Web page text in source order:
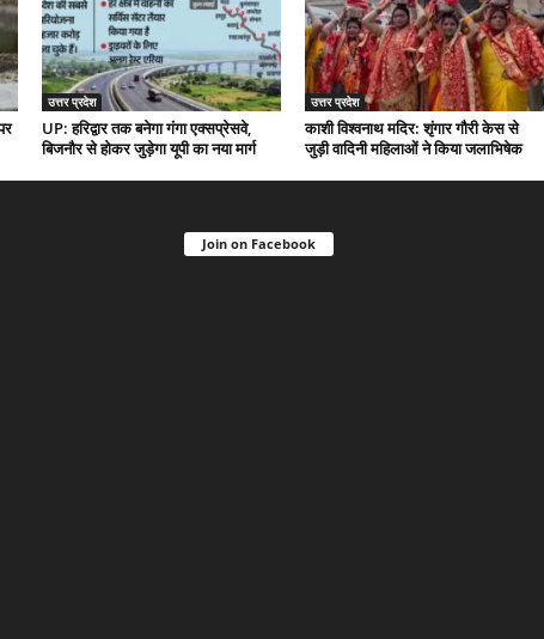
उत्तर प्रदेश
UP: हरिद्वार तक बनेगा गंगा एक्सप्रेसवे,
बिजनौर से होकर जुड़ेगा यूपी का नया मार्ग
उत्तर प्रदेश
काशी विश्वनाथ मदिर: शृंगार गौरी केस से
जुड़ी वादिनी महिलाओं ने किया जलाभिषेक
Join on Facebook